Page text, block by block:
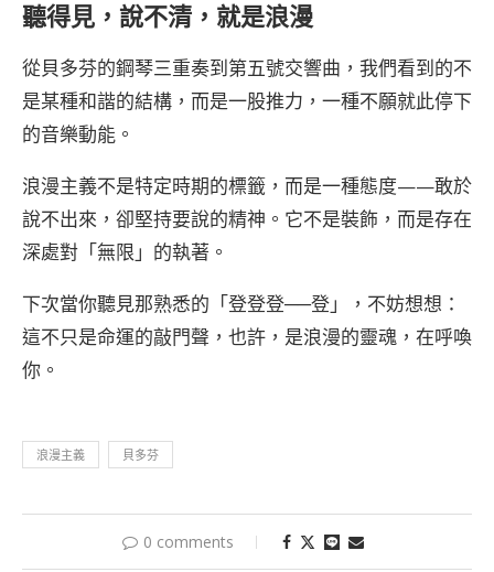
聽得見，說不清，就是浪漫
從貝多芬的鋼琴三重奏到第五號交響曲，我們看到的不
是某種和諧的結構，而是一股推力，一種不願就此停下
的音樂動能。
浪漫主義不是特定時期的標籤，而是一種態度——敢於
說不出來，卻堅持要說的精神。它不是裝飾，而是存在
深處對「無限」的執著。
下次當你聽見那熟悉的「登登登──登」，不妨想想：
這不只是命運的敲門聲，也許，是浪漫的靈魂，在呼喚
你。
浪漫主義 貝多芬
0 comments